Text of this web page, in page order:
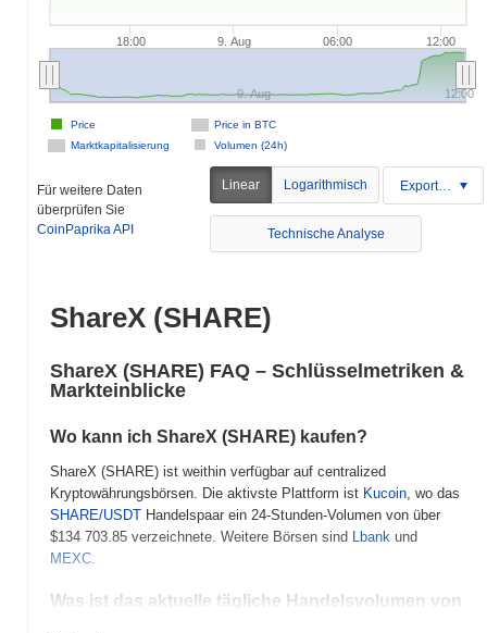
18:00 9. Aug 06:00 12:00
Price in BTC
Marktkapitalisierung
Volumen (24h)
Price
9. Aug 12:00
Für weitere Daten
überprüfen Sie
CoinPaprika API
Linear Logarithmisch Exportieren
Technische Analyse
ShareX (SHARE)
ShareX (SHARE) FAQ – Schlüsselmetriken &
Markteinblicke
Wo kann ich ShareX (SHARE) kaufen?
ShareX (SHARE) ist weithin verfügbar auf centralized
Kryptowährungsbörsen. Die aktivste Plattform ist Kucoin, wo das
SHARE/USDT Handelspaar ein 24-Stunden-Volumen von über
$134 703.85 verzeichnete. Weitere Börsen sind Lbank und
MEXC.
Was ist das aktuelle tägliche Handelsvolumen von